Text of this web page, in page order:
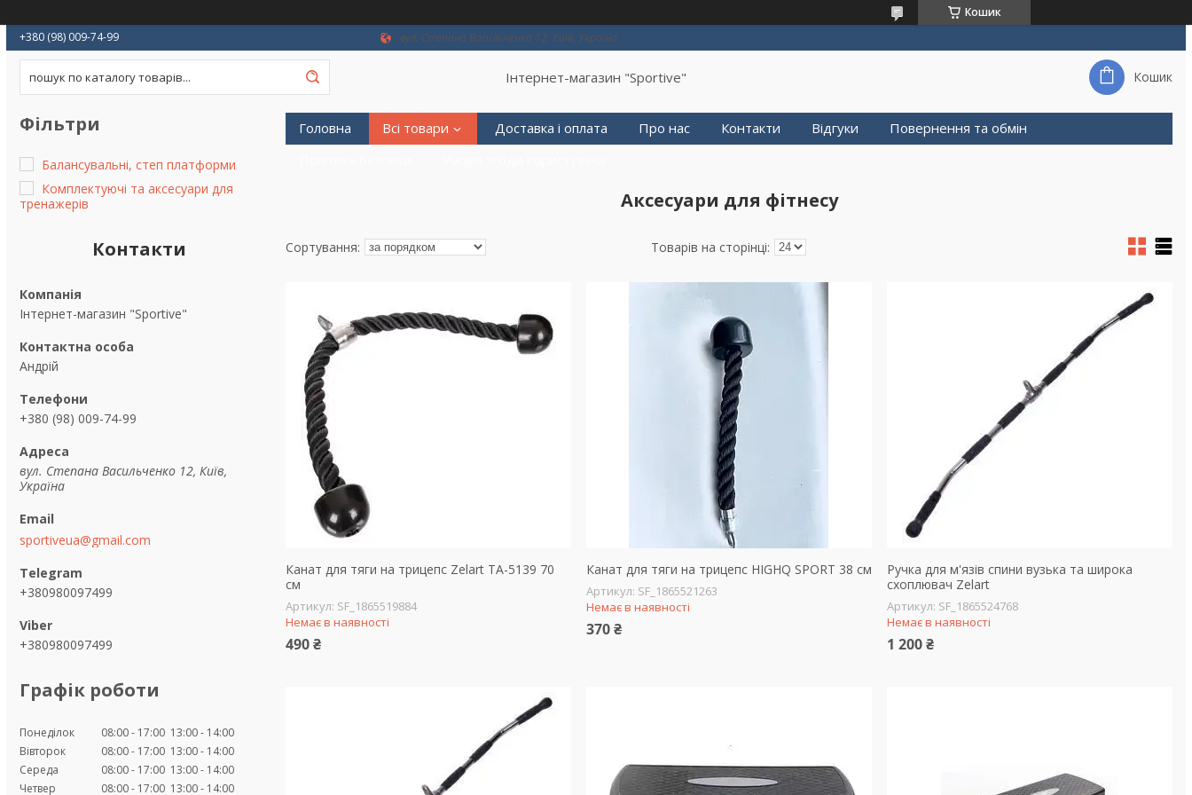
Кошик
+380 (98) 009-74-99
вул. Степана Васильченко 12, Київ, Україна
Інтернет-магазин "Sportive" Кошик
Фільтри
Балансувальні, степ платформи
Комплектуючі та аксесуари для
тренажерів
Контакти
Інтернет-магазин "Sportive"
Андрій
+380 (98) 009-74-99
вул. Степана Васильченко 12, Київ,
Україна
sportiveua@gmail.com
+380980097499
+380980097499
Графік роботи
Понеділок 08:00 17:00 13:00
14:00
Вівторок
08:00 17:00 13:00
14:00
Середа
08:00 17:00 13:00
14:00
Четвер
08:00 17:00 13:00 14:00
Головна Всі товари Доставка і оплата Про нас Контакти Відгуки
Повернення та обмін
Аксесуари для фітнесу
Канат для тяги на трицепс Zelart TA-5139 70
см
SF_1865519884
Немає в наявності
490 ₴
Канат для тяги на трицепс HIGHQ SPORT 38 см
SF_1865521263
Немає в наявності
370 ₴
Ручка для м'язів спини вузька та широка
схоплювач Zelart
SF_1865524768
Немає в наявності
1 200 ₴